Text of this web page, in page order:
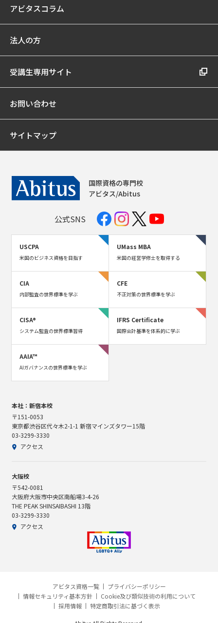
アビタスコラム
法人の方
受講生専用サイト
お問い合わせ
サイトマップ
国際資格の専門校
アビタス/Abitus
公式SNS
USCPA
米国のビジネス資格を目指す
UMass MBA
米国の経営学修士を取得する
CIA
内部監査の世界標準を学ぶ
CFE
不正対策の世界標準を学ぶ
CISA®
システム監査の世界標準習得
IFRS Certificate
国際会計基準を体系的に学ぶ
AAIA™
AIガバナンスの世界標準を学ぶ
本社：新宿本校
〒151-0053
東京都渋谷区代々木2-1-1 新宿マインズタワー15階
03-3299-3330
アクセス
大阪校
〒542-0081
大阪府大阪市中央区南船場3-4-26
THE PEAK SHINSAIBASHI 13階
03-3299-3330
アクセス
アビタス資格一覧
プライバシーポリシー
情報セキュリティ基本方針
Cookie及び類似技術の利用について
採用情報
特定商取引法に基づく表示